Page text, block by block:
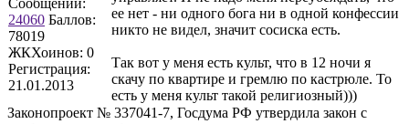
24060 Баллов:
78019
ЖКХоинов: 0
Регистрация:
21.01.2013
ее нет - ни одного бога ни в одной конфессии
никто не видел, значит сосиска есть.
Так вот у меня есть культ, что в 12 ночи я
скачу по квартире и гремлю по кастрюле. То
есть у меня культ такой религиозный)))
Законопроект № 337041-7, Госдума РФ утвердила закон с